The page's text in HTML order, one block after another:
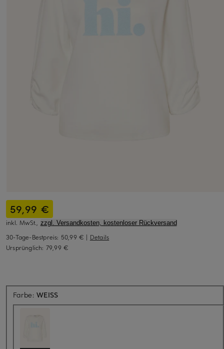
59,99 €
inkl. MwSt., zzgl. Versandkosten, kostenloser Rückversand
30-Tage-Bestpreis: 50,99 € | Details
Ursprünglich: 79,99 €
Farbe:WEISS